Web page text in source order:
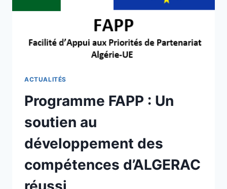
ACTUALITÉS
Programme FAPP : Un
soutien au
développement des
compétences d’ALGERAC